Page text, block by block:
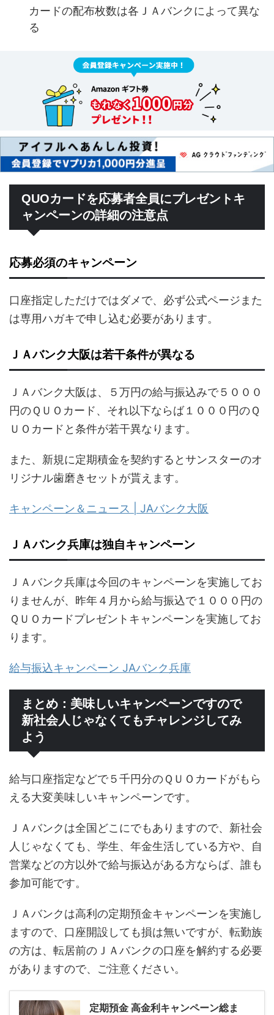
カードの配布枚数は各ＪＡバンクによって異な
る
QUOカードを応募者全員にプレゼントキ
ャンペーンの詳細の注意点
応募必須のキャンペーン
口座指定しただけではダメで、必ず公式ページまた
は専用ハガキで申し込む必要があります。
ＪＡバンク大阪は若干条件が異なる
ＪＡバンク大阪は、５万円の給与振込みで５０００
円のＱＵＯカード、それ以下ならば１０００円のＱ
ＵＯカードと条件が若干異なります。
また、新規に定期積金を契約するとサンスターのオ
リジナル歯磨きセットが貰えます。
キャンペーン＆ニュース | JAバンク大阪
ＪＡバンク兵庫は独自キャンペーン
ＪＡバンク兵庫は今回のキャンペーンを実施してお
りませんが、昨年４月から給与振込で１０００円の
ＱＵＯカードプレゼントキャンペーンを実施してお
ります。
給与振込キャンペーン JAバンク兵庫
まとめ：美味しいキャンペーンですので
新社会人じゃなくてもチャレンジしてみ
よう
給与口座指定などで５千円分のＱＵＯカードがもら
える大変美味しいキャンペーンです。
ＪＡバンクは全国どこにでもありますので、新社会
人じゃなくても、学生、年金生活している方や、自
営業などの方以外で給与振込がある方ならば、誰も
参加可能です。
ＪＡバンクは高利の定期預金キャンペーンを実施し
ますので、口座開設しても損は無いですが、転勤族
の方は、転居前のＪＡバンクの口座を解約する必要
がありますので、ご注意ください。
定期預金 高金利キャンペーン総ま